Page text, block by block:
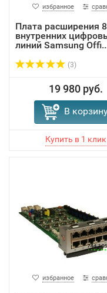
избранное
Плата расширения 8
внутренних
линий Samsung
(3)
19 980 руб.
В
избранное